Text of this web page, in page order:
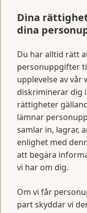
Dina
dina
Du har alltid rätt
personuppgifter
upplevelse av vår
diskriminerar dig
rättigheter
lämnar
samlar in, lagrar,
enlighet med
att begära
vi har om dig.
Om vi får
part skyddar vi